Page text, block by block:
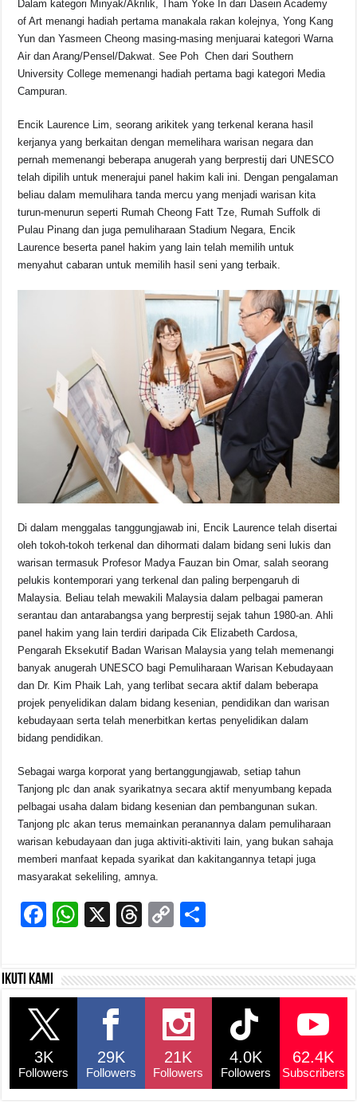
Dalam kategori Minyak/Akrilik, Tham Yoke In dari Dasein Academy
of Art menangi hadiah pertama manakala rakan kolejnya, Yong Kang
Yun dan Yasmeen Cheong masing-masing menjuarai kategori Warna
Air dan Arang/Pensel/Dakwat. See Poh Chen dari Southern
University College memenangi hadiah pertama bagi kategori Media
Campuran.
Encik Laurence Lim, seorang arikitek yang terkenal kerana hasil
kerjanya yang berkaitan dengan memelihara warisan negara dan
pernah memenangi beberapa anugerah yang berprestij dari UNESCO
telah dipilih untuk menerajui panel hakim kali ini. Dengan pengalaman
beliau dalam memulihara tanda mercu yang menjadi warisan kita
turun-menurun seperti Rumah Cheong Fatt Tze, Rumah Suffolk di
Pulau Pinang dan juga pemuliharaan Stadium Negara, Encik
Laurence beserta panel hakim yang lain telah memilih untuk
menyahut cabaran untuk memilih hasil seni yang terbaik.
Di dalam menggalas tanggungjawab ini, Encik Laurence telah disertai
oleh tokoh-tokoh terkenal dan dihormati dalam bidang seni lukis dan
warisan termasuk Profesor Madya Fauzan bin Omar, salah seorang
pelukis kontemporari yang terkenal dan paling berpengaruh di
Malaysia. Beliau telah mewakili Malaysia dalam pelbagai pameran
serantau dan antarabangsa yang berprestij sejak tahun 1980-an. Ahli
panel hakim yang lain terdiri daripada Cik Elizabeth Cardosa,
Pengarah Eksekutif Badan Warisan Malaysia yang telah memenangi
banyak anugerah UNESCO bagi Pemuliharaan Warisan Kebudayaan
dan Dr. Kim Phaik Lah, yang terlibat secara aktif dalam beberapa
projek penyelidikan dalam bidang kesenian, pendidikan dan warisan
kebudayaan serta telah menerbitkan kertas penyelidikan dalam
bidang pendidikan.
Sebagai warga korporat yang bertanggungjawab, setiap tahun
Tanjong plc dan anak syarikatnya secara aktif menyumbang kepada
pelbagai usaha dalam bidang kesenian dan pembangunan sukan.
Tanjong plc akan terus memainkan peranannya dalam pemuliharaan
warisan kebudayaan dan juga aktiviti-aktiviti lain, yang bukan sahaja
memberi manfaat kepada syarikat dan kakitangannya tetapi juga
masyarakat sekeliling, amnya.
F
c
e
b
o
o
k
W
s
p
X
T
a
C
y
Li
n
k
e
Ikuti kami
3K
Followers
29K
Followers
21K
Followers
4.0K
Followers
62.4K
Subscribers